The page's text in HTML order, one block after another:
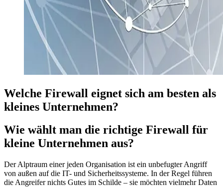
Welche Firewall eignet sich am besten als
kleines Unternehmen?
Wie wählt man die richtige Firewall für
kleine Unternehmen aus?
Der Alptraum einer jeden Organisation ist ein unbefugter Angriff
von außen auf die IT- und Sicherheitssysteme. In der Regel führen
die Angreifer nichts Gutes im Schilde – sie möchten vielmehr Daten